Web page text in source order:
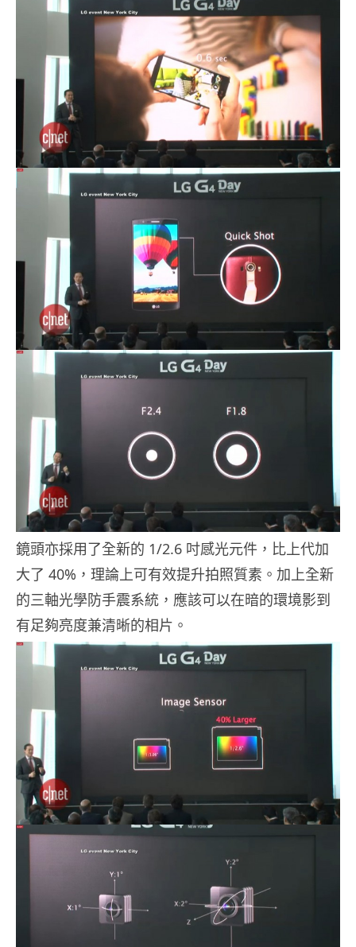
鏡頭亦採用了全新的 1/2.6 吋感光元件，比上代加
大了 40%，理論上可有效提升拍照質素。加上全新
的三軸光學防手震系統，應該可以在暗的環境影到
有足夠亮度兼清晰的相片。